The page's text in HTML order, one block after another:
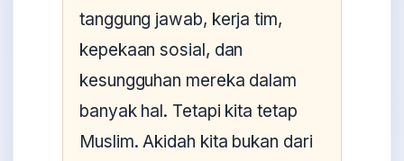
tanggung jawab, kerja tim,
kepekaan sosial, dan
kesungguhan mereka dalam
banyak hal. Tetapi kita tetap
Muslim. Akidah kita bukan dari